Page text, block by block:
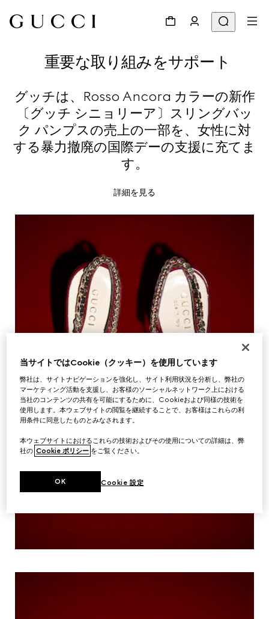
重要な取り組みをサポート
グッチは、Rosso Ancora カラーの新作
〔グッチ シニョリーア〕スリングバッ
ク パンプスの売上の一部を、女性に対
する暴力撤廃の国際デーの支援に充てま
す。
詳細を見る
当サイトではCookie（クッキー）を使用しています
弊社は、サイトナビゲーションを強化し、サイト利用状況を分析し、弊社の
マーケティング活動を支援し、お客様のソーシャルネットワーク上における
当社のコンテンツの共有を可能にするために、Cookieおよび同様の技術を
使用します。本ウェブサイトの閲覧を継続することで、お客様はこれらの利
用条件に同意したものとみなされます。
本ウェブサイトにおけるこれらの技術およびその使用についての詳細は、弊
社の Cookie ポリシー をご覧ください。
Cookie 設定
OK